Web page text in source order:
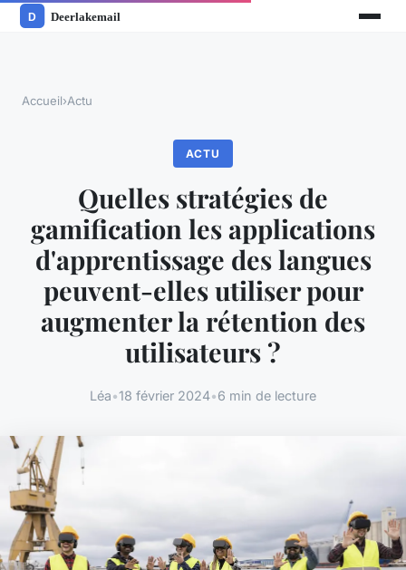
Accueil›Actu
ACTU
Quelles stratégies de
gamification les applications
d'apprentissage des langues
peuvent-elles utiliser pour
augmenter la rétention des
utilisateurs ?
Léa•18 février 2024•6 min de lecture